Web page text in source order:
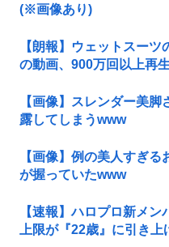
(※画像あり)
【朗報】ウェットスー
の動画、900万回以上再
【画像】スレンダー美
露してしまうwww
【画像】例の美人すぎ
が握っていたwww
【速報】ハロプロ新メ
上限が『22歳』に引き上